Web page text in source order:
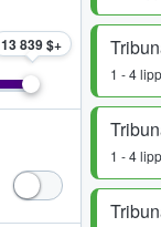
1 - 4
1 - 4
13 839 $